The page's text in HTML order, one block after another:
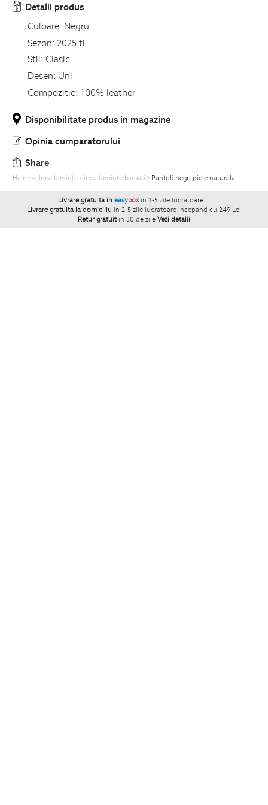
Detalii produs
Culoare: Negru
Sezon: 2025 ti
Stil: Clasic
Desen: Uni
Compozitie: 100% leather
Disponibilitate produs in magazine
Opinia cumparatorului
Share
Haine si Incaltaminte incaltaminte barbati Pantofi negri piele naturala
Livrare gratuita in easybox in 1-5 zile lucratoare. `
Livrare gratuita la domiciliu in 2-5 zile lucratoare incepand cu 249 Lei
Retur gratuit in 30 de zile Vezi detalii